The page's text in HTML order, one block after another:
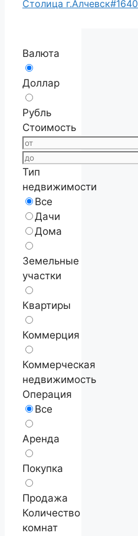
Столица г.Алчевск#1640
Валюта
Доллар
Рубль
Стоимость
Тип
недвижимости
Все
Дачи
Дома
Земельные
участки
Квартиры
Коммерция
Коммерческая
недвижимость
Операция
Все
Аренда
Покупка
Продажа
Количество
комнат